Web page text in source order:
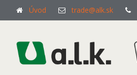
Úvod trade@alk.sk